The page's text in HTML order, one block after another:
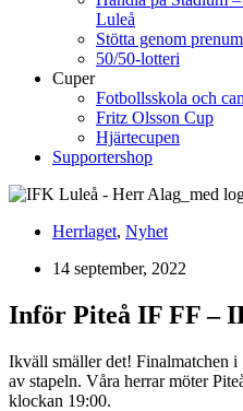
Luleå
Stötta genom
50/50-lotteri
Cuper
Fotbollsskola och
Fritz Olsson Cup
Hjärtecupen
Supportershop
Herrlaget, Nyhet
14 september, 2022
Inför Piteå IF FF –
Ikväll smäller det! Finalmatchen
av stapeln. Våra herrar möter
klockan 19:00.